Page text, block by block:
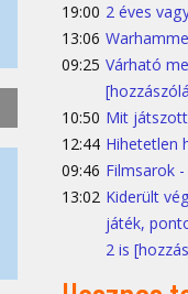
19:00 2 éves
13:06
09:25 Várható
10:50 Mit
12:44 Hihetetlen
09:46 Filmsarok
13:02 Kiderült
játék,
2 is